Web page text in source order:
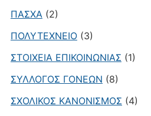
ΠΑΣΧΑ(2)
ΠΟΛΥΤΕΧΝΕΙΟ(3)
ΣΤΟΙΧΕΙΑ ΕΠΙΚΟΙΝΩΝΙΑΣ (1)
ΣΥΛΛΟΓΟΣ ΓΟΝΕΩΝ (8)
ΣΧΟΛΙΚΟΣ ΚΑΝΟΝΙΣΜΟΣ (4)